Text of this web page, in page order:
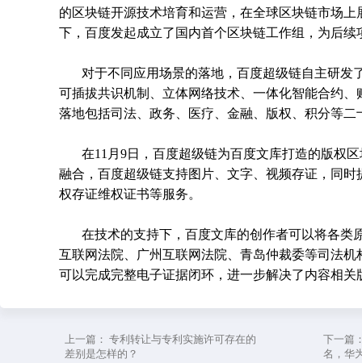
的区块链开源技术培育和运营，在全球区块链市场
下，百度发起成立了国内首个区块链工作组，为后续
对于不同应用场景的落地，百度超级链自主研
可插拔共识机制、立体网络技术、一体化智能合约
落地包括司法、政务、医疗、金融、版权、积分等二
在11月9日，百度超级链为百度文库打造的版权
融合，百度超级链支持图片、文字、视频存证，同
权存证维权证书等服务。
在技术的支持下，百度文库的创作者可以将各类
互联网法院、广州互联网法院、青岛仲裁委等司法
可以完成完整电子证据闭环，进一步解决了内容相关
上一篇： 专利转让与专利实施许可存在的
差别是怎样的？
下一篇
名，华